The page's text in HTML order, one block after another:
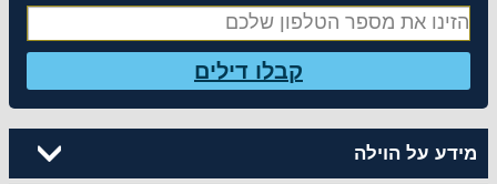
קבלו דילים
מידע על הוילה